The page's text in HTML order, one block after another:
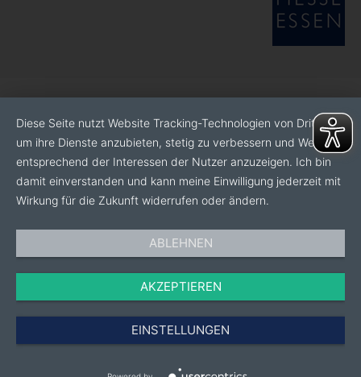
Diese Seite nutzt Website Tracking-Technologien von Dritten,
um ihre Dienste anzubieten, stetig zu verbessern und Werbung
entsprechend der Interessen der Nutzer anzuzeigen. Ich bin
damit einverstanden und kann meine Einwilligung jederzeit mit
Wirkung für die Zukunft widerrufen oder ändern.
ABLEHNEN
AKZEPTIEREN
EINSTELLUNGEN